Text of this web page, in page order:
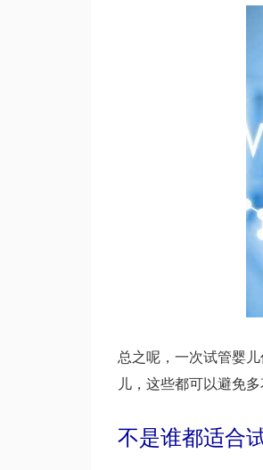
总之呢，一次试管婴
儿，这些都可以避免多
不是谁都适合